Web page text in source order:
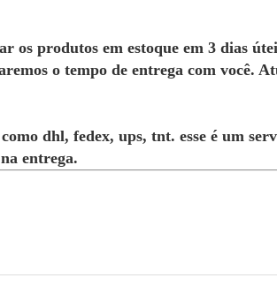
os produtos em estoque em 3 dias
o tempo de entrega com você.
dhl, fedex, ups, tnt. esse é um
entrega.